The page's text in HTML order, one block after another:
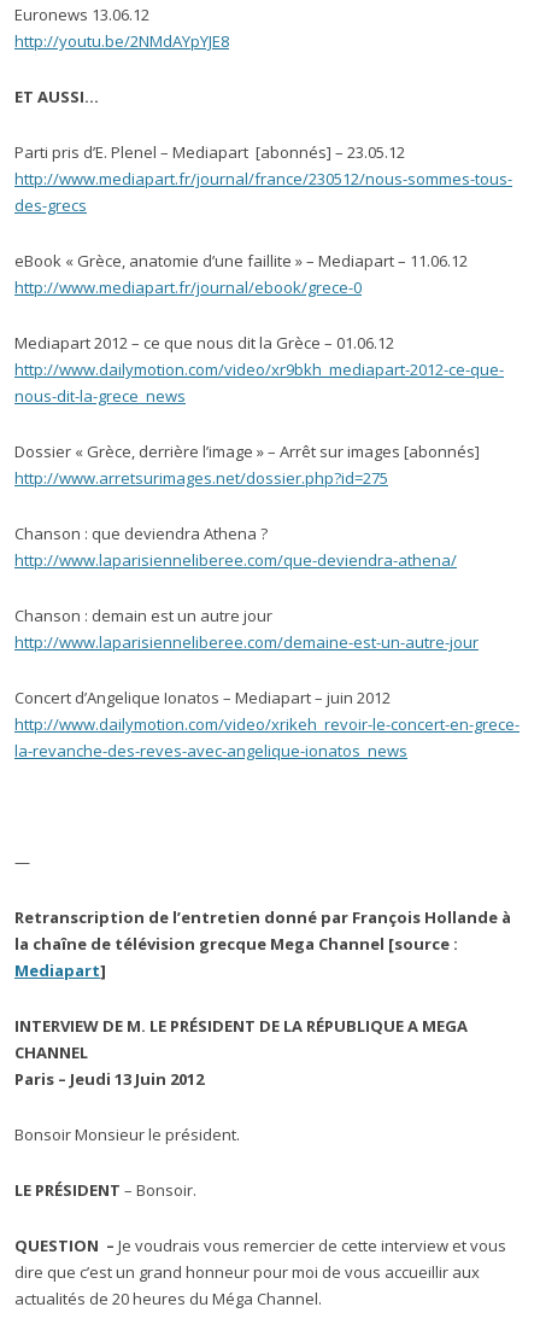
Euronews 13.06.12
http://youtu.be/2NMdAYpYJE8
ET AUSSI…
Parti pris d’E. Plenel – Mediapart [abonnés] – 23.05.12
http://www.mediapart.fr/journal/france/230512/nous-sommes-tous-
des-grecs
eBook « Grèce, anatomie d’une faillite » – Mediapart – 11.06.12
http://www.mediapart.fr/journal/ebook/grece-0
Mediapart 2012 – ce que nous dit la Grèce – 01.06.12
http://www.dailymotion.com/video/xr9bkh_mediapart-2012-ce-que-
nous-dit-la-grece_news
Dossier « Grèce, derrière l’image » – Arrêt sur images [abonnés]
http://www.arretsurimages.net/dossier.php?id=275
Chanson : que deviendra Athena ?
http://www.laparisienneliberee.com/que-deviendra-athena/
Chanson : demain est un autre jour
http://www.laparisienneliberee.com/demaine-est-un-autre-jour
Concert d’Angelique Ionatos – Mediapart – juin 2012
http://www.dailymotion.com/video/xrikeh_revoir-le-concert-en-grece-
la-revanche-des-reves-avec-angelique-ionatos_news
—
Retranscription de l’entretien donné par François Hollande à
la chaîne de télévision grecque Mega Channel [source :
Mediapart]
INTERVIEW DE M. LE PRÉSIDENT DE LA RÉPUBLIQUE A MEGA
CHANNEL
Paris – Jeudi 13 Juin 2012
Bonsoir Monsieur le président.
LE PRÉSIDENT – Bonsoir.
QUESTION – Je voudrais vous remercier de cette interview et vous
dire que c’est un grand honneur pour moi de vous accueillir aux
actualités de 20 heures du Méga Channel.